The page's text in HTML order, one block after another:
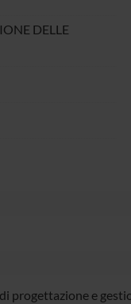
DELLE
progettazione e